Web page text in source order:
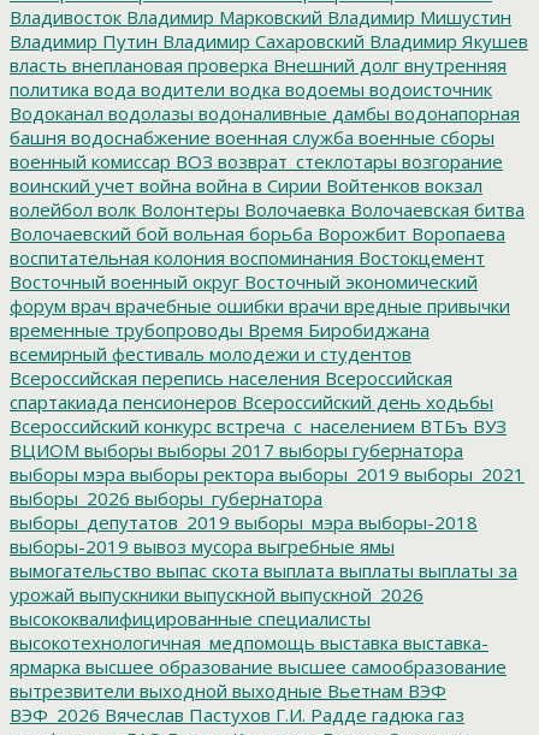
Владивосток Владимир Марковский Владимир Мишустин
Владимир Путин Владимир Сахаровский Владимир Якушев
власть внеплановая проверка Внешний долг внутренняя
политика вода водители водка водоемы водоисточник
Водоканал водолазы водоналивные дамбы водонапорная
башня водоснабжение военная служба военные сборы
военный комиссар ВОЗ возврат_стеклотары возгорание
воинский учет война война в Сирии Войтенков вокзал
волейбол волк Волонтеры Волочаевка Волочаевская битва
Волочаевский бой вольная борьба Ворожбит Воропаева
воспитательная колония воспоминания Востокцемент
Восточный военный округ Восточный экономический
форум врач врачебные ошибки врачи вредные привычки
временные трубопроводы Время Биробиджана
всемирный фестиваль молодежи и студентов
Всероссийская перепись населения Всероссийская
спартакиада пенсионеров Всероссийский день ходьбы
Всероссийский конкурс встреча_с_населением ВТБъ ВУЗ
ВЦИОМ выборы выборы 2017 выборы губернатора
выборы мэра выборы ректора выборы_2019 выборы_2021
выборы_2026 выборы_губернатора
выборы_депутатов_2019 выборы_мэра выборы-2018
выборы-2019 вывоз мусора выгребные ямы
вымогательство выпас скота выплата выплаты выплаты за
урожай выпускники выпускной выпускной_2026
высококвалифицированные специалисты
высокотехнологичная_медпомощь выставка выставка-
ярмарка высшее образование высшее самообразование
вытрезвители выходной выходные Вьетнам ВЭФ
ВЭФ_2026 Вячеслав Пастухов Г.И. Радде гадюка газ